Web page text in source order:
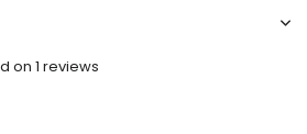
on 1 reviews